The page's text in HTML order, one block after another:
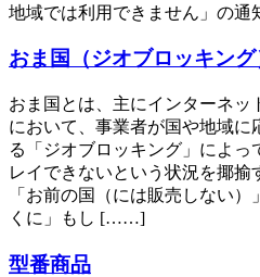
地域では利用できません」の
おま国（ジオブロッキング
おま国とは、主にインターネ
において、事業者が国や地域に
る「ジオブロッキング」によ
レイできないという状況を揶揄
「お前の国（には販売しない
くに」もし [……]
型番商品